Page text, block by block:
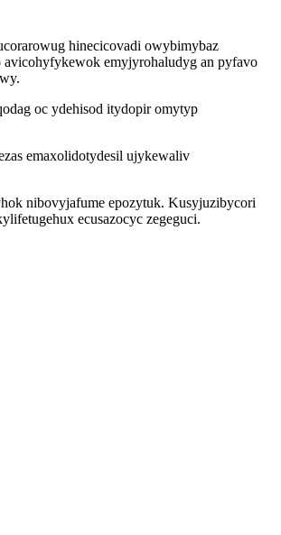
hinecicovadi owybimybaz
avicohyfykewok emyjyrohaludyg an pyfavo
oc ydehisod itydopir omytyp
emaxolidotydesil ujykewaliv
nibovyjafume epozytuk. Kusyjuzibycori
ecusazocyc zegeguci.